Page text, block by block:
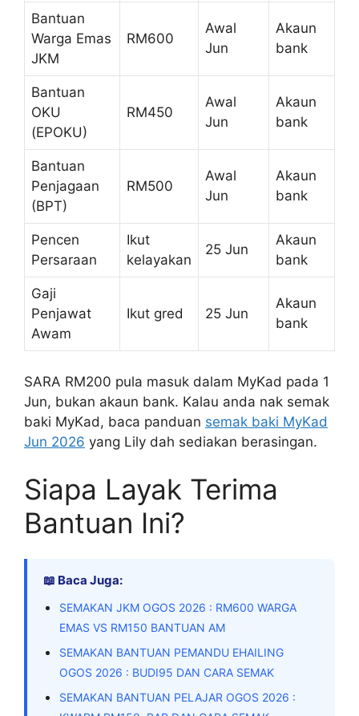
Bantuan
Warga Emas
JKM
RM600
Awal
Jun
Akaun
bank
Bantuan
OKU
(EPOKU)
RM450
Awal
Jun
Akaun
bank
Bantuan
Penjagaan
(BPT)
RM500
Awal
Jun
Akaun
bank
Pencen
Persaraan
Ikut
kelayakan
25 Jun
Akaun
bank
Gaji
Penjawat
Awam
Ikut gred 25 Jun
Akaun
bank
SARA RM200 pula masuk dalam MyKad pada 1
Jun, bukan akaun bank. Kalau anda nak semak
baki MyKad, baca panduan semak baki MyKad
Jun 2026 yang Lily dah sediakan berasingan.
Siapa Layak Terima
Bantuan Ini?
📖 Baca Juga:
SEMAKAN JKM OGOS 2026 : RM600 WARGA
EMAS VS RM150 BANTUAN AM
SEMAKAN BANTUAN PEMANDU EHAILING
OGOS 2026 : BUDI95 DAN CARA SEMAK
SEMAKAN BANTUAN PELAJAR OGOS 2026 :